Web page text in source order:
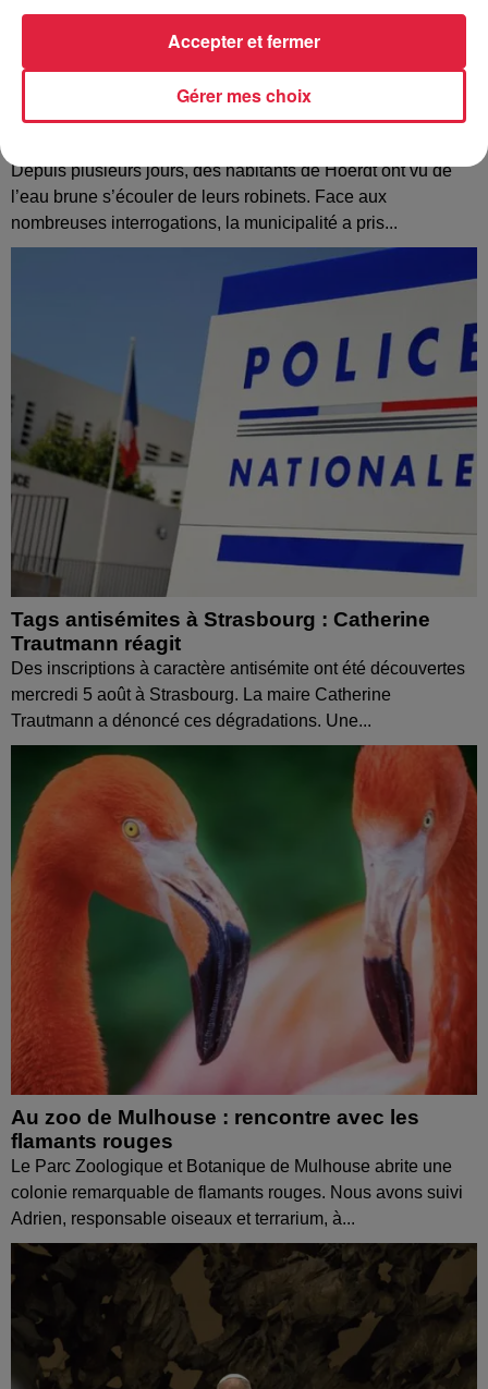
Depuis plusieurs jours, des habitants de Hoerdt ont vu de
l’eau brune s’écouler de leurs robinets. Face aux
nombreuses interrogations, la municipalité a pris...
Tags antisémites à Strasbourg : Catherine
Trautmann réagit
Des inscriptions à caractère antisémite ont été découvertes
mercredi 5 août à Strasbourg. La maire Catherine
Trautmann a dénoncé ces dégradations. Une...
Au zoo de Mulhouse : rencontre avec les
flamants rouges
Le Parc Zoologique et Botanique de Mulhouse abrite une
colonie remarquable de flamants rouges. Nous avons suivi
Adrien, responsable oiseaux et terrarium, à...
Gérer mes choix
Accepter et fermer